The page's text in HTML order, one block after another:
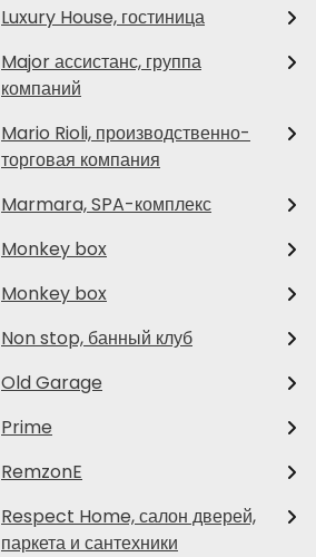
Luxury House, гостиница
Major ассистанс, группа
компаний
Mario Rioli, производственно-
торговая компания
Marmara, SPA-комплекс
Monkey box
Monkey box
Non stop, банный клуб
Old Garage
Prime
RemzonE
Respect Home, салон дверей,
паркета и сантехники